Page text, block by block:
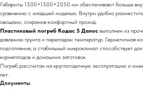
Габариты 1500×1500×2050 мм обеспечивают больше
сравнению с младшей моделью. Внутри удобно
овощами, сохранив комфортный проход.
Пластиковый погреб Кодас 5 Далос выполнен из
давлению грунта и перепадам температур. Герметичная
подтопления, а стабильный микроклимат способствует
корнеплодов и домашних заготовок.
Погреб рассчитан на круглогодичную эксплуатацию и
лет.
Документы